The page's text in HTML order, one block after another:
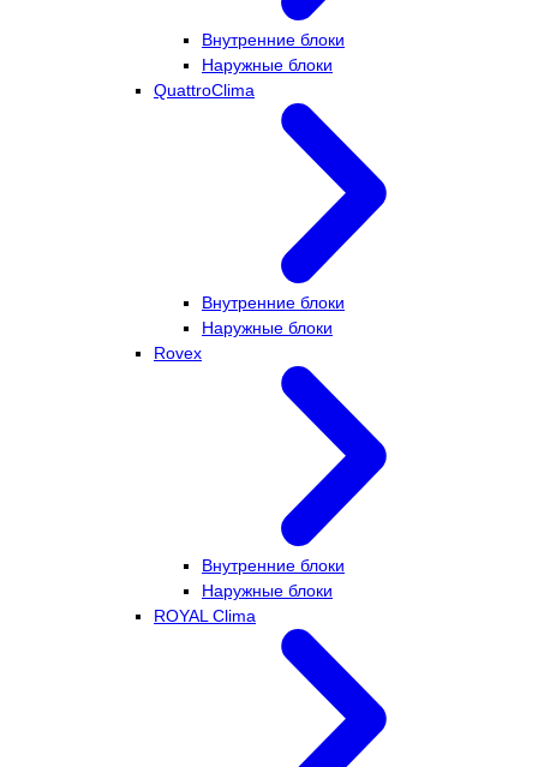
Внутренние блоки
Наружные блоки
QuattroClima
Внутренние блоки
Наружные блоки
Rovex
Внутренние блоки
Наружные блоки
ROYAL Clima